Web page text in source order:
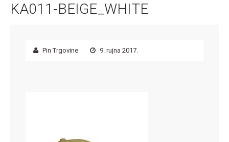
KA011-BEIGE_WHITE
Pin Trgovine 9. rujna 2017.